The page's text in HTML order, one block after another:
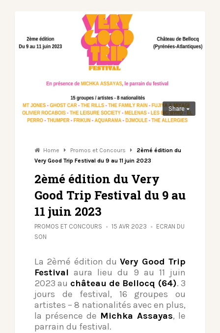
Share
Home Promos et Concours
2èmé édition du
Very Good Trip Festival du 9 au 11 juin 2023
2èmé édition du Very
Good Trip Festival du 9 au
11 juin 2023
PROMOS ET CONCOURS 15 AVR 2023
ECRAN DU
SON
La 2èmé édition duVery Good Trip
Festival aura lieu du 9 au 11 juin
2023 au château de Bellocq (64). 3
jours de festival, 16 groupes ou
artistes – 8 nationalités avec en plus,
la présence de Michka Assayas, le
parrain du festival.